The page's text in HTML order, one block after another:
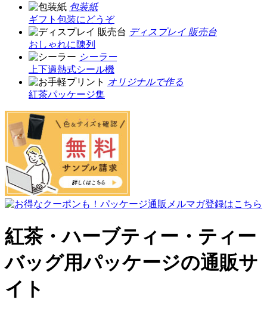
包装紙
ギフト包装にどうぞ
ディスプレイ 販売台
おしゃれに陳列
シーラー
上下過熱式シール機
オリジナルで作る
紅茶パッケージ集
紅茶・ハーブティー・ティー
バッグ用パッケージの通販サ
イト